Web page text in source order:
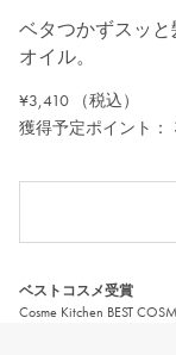
ベタつかずスッ
オイル。
¥3,410（税込）
獲得予定ポイント：
ベストコスメ受賞
Cosme Kitchen BEST